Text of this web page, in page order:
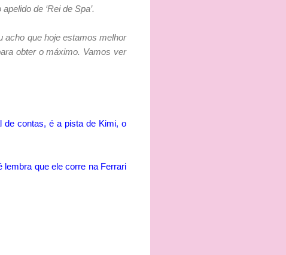
de ‘Rei de Spa’.
acho que hoje estamos melhor
obter o máximo. Vamos ver
de contas, é a pista de Kimi, o
que ele corre na Ferrari